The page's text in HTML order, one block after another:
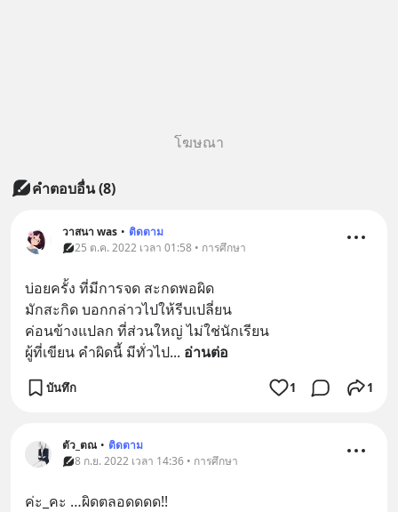
โฆษณา
คำตอบอื่น(8)
วาสนา was • ติดตาม
25 ต.ค. 2022 เวลา 01:58 • การศึกษา
บ่อยครั้ง ที่มีการจด สะกดพอผิด
มักสะกิด บอกกล่าวไปให้รีบเปลี่ยน
ค่อนข้างแปลก ที่ส่วนใหญ่ ไม่ใช่นักเรียน
ผู้ที่เขียน คำผิดนี้ มีทั่วไป... อ่านต่อ
บันทึก 1 1
ตัว_ตณ • ติดตาม
8 ก.ย. 2022 เวลา 14:36 • การศึกษา
ค่ะ_คะ …ผิดตลอดดดด!!